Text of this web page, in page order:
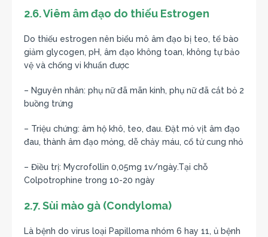
2.6. Viêm âm đạo do thiếu Estrogen
Do thiếu estrogen nên biểu mô âm đạo bị teo, tế bào
giảm glycogen, pH, âm đạo không toan, không tự bảo
vệ và chống vi khuẩn được
– Nguyên nhân: phụ nữ đã mãn kinh, phụ nữ đã cắt bỏ 2
buồng trứng
– Triệu chứng: âm hộ khô, teo, đau. Đặt mỏ vịt âm đạo
đau, thành âm đạo mỏng, dễ chảy máu, cổ tử cung nhỏ
– Điều trị: Mycrofollin 0,05mg 1v/ngày.Tại chỗ
Colpotrophine trong 10-20 ngày
2.7. Sùi mào gà (Condyloma)
Là bệnh do virus loại Papilloma nhóm 6 hay 11, ủ bệnh